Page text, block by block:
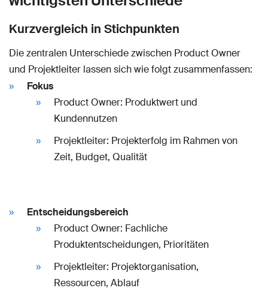
Kurzvergleich in Stichpunkten
Die zentralen Unterschiede zwischen Product Owner
und Projektleiter lassen sich wie folgt zusammenfassen:
Fokus
Product Owner: Produktwert und
Kundennutzen
Projektleiter: Projekterfolg im Rahmen von
Zeit, Budget, Qualität
Entscheidungsbereich
Product Owner: Fachliche
Produktentscheidungen, Prioritäten
Projektleiter: Projektorganisation,
Ressourcen, Ablauf